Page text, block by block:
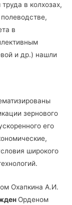
в колхозах,
в
и др.) нашли
зернового
его
широкого
Охапкина А.И.
Орденом